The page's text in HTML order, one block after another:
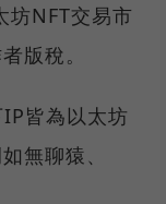
坊NFT交易市
版稅。
皆為以太坊
無聊猿、